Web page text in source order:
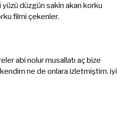
yüzü düzgün sakin akan korku
filmi çekenler.
abi nolur musallatı aç bize
ne de onlara izletmiştim. iyi